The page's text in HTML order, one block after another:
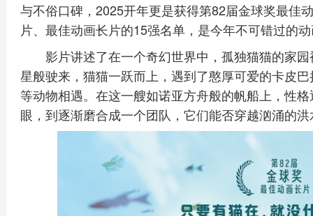
与不俗口碑，2025开年更是获得第82届金球奖最佳
片、最佳动画长片的15强名单，是今年不可错过的
影片讲述了在一个奇幻世界中，孤独猫猫的家
星般驶来，猫猫一跃而上，遇到了憨厚可爱的卡皮
等动物相遇。在这一艘如诺亚方舟般的帆船上，性
眼，到逐渐磨合成一个团队，它们能否穿越汹涌的